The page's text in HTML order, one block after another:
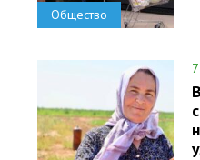
Общество